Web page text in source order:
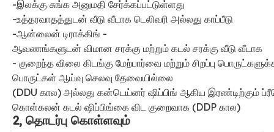
-இலக்கு சுங்க அனுமதி சேர்க்கப்பட்டுள்ளது
-உத்தரவாதத்துடன் வீடு வீடாக டெலிவரி அல்லது காப்பீடு
-ஆன்லைன் டிராக்கிங் -
ஆவணங்களுடன் விமான சரக்கு மற்றும் கடல் சரக்கு வீடு வீடாக
- குறைந்த விலை கிடங்கு மேற்பார்வை மற்றும் சிறப்பு
பொருட்கள் ஆய்வு செலவு தேவையில்லை
(DDU கால) அல்லது கன்டெய்னர் ஷிப்பிங் ஆகிய இரண்டிற்கும்
கொள்கலன் கடல் ஷிப்பிங்கை விட குறைவாக (DDP கால)
2, தொடர்பு கொள்ளவும்